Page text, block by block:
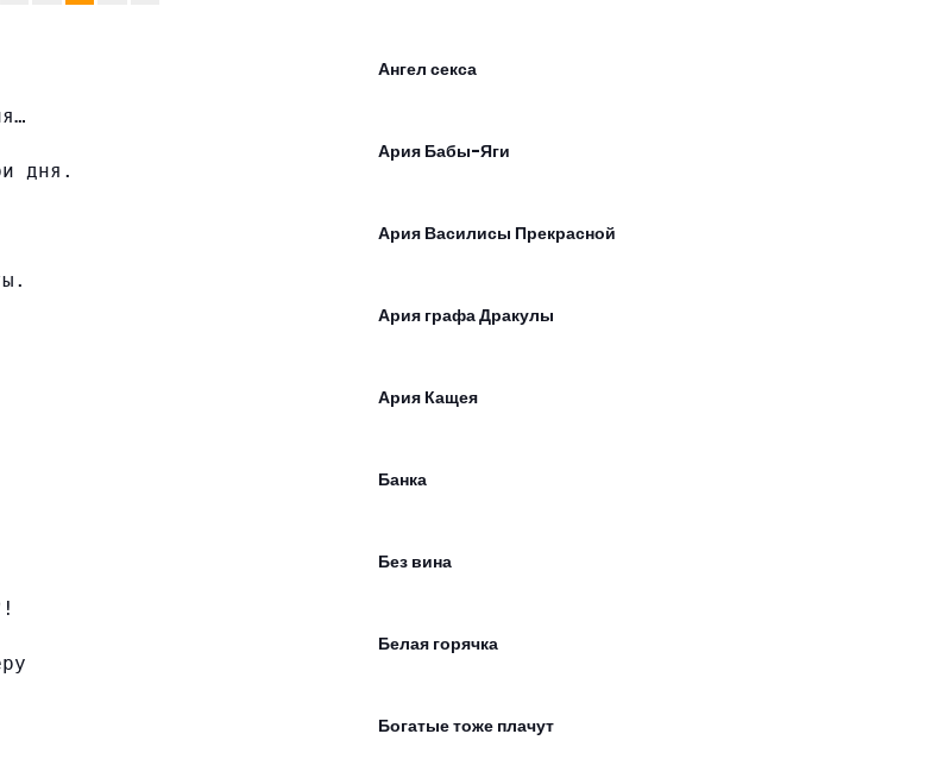
дня.
Ангел секса
Ария Бабы-Яги
Ария Василисы Прекрасной
Ария графа Дракулы
Ария Кащея
Банка
Без вина
Белая горячка
Богатые тоже плачут